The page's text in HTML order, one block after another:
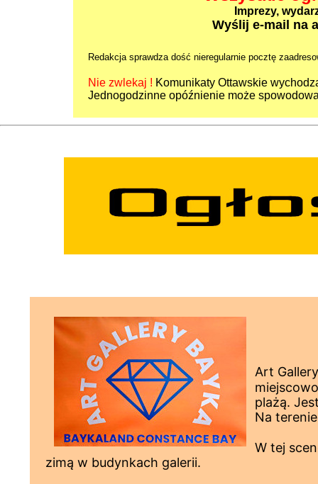
Imprezy,
Wyślij e-mail na
Redakcja sprawdza dość nieregularnie pocztę
Nie zwlekaj ! Komunikaty Ottawskie
Jednogodzinne opóźnienie może
Art
plażą.
Na
W tej
zimą w budynkach galerii.